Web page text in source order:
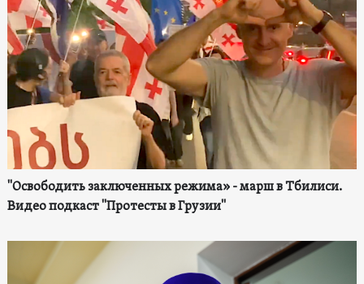
"Освободить заключенных режима» - марш в Тбилиси.
Видео подкаст "Протесты в Грузии"